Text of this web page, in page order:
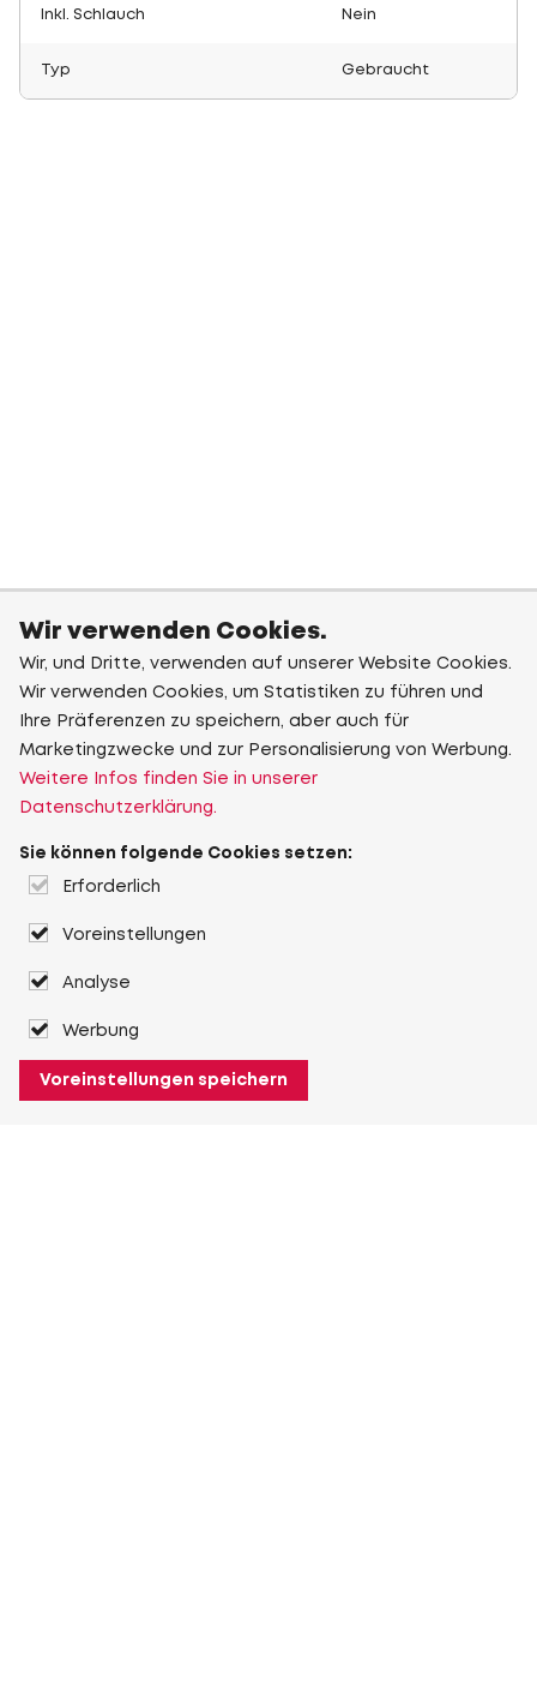
Inkl. Schlauch Nein
Typ Gebraucht
Wir verwenden Cookies.
Wir, und Dritte, verwenden auf unserer Website Cookies.
Wir verwenden Cookies, um Statistiken zu führen und
Ihre Präferenzen zu speichern, aber auch für
Marketingzwecke und zur Personalisierung von Werbung.
Weitere Infos finden Sie in unserer
Datenschutzerklärung.
Sie können folgende Cookies setzen:
Erforderlich
Voreinstellungen
Analyse
Werbung
Voreinstellungen speichern